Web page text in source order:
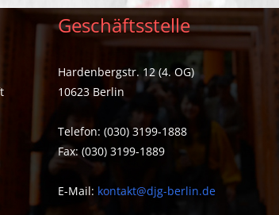
Geschäftsstelle
Hardenbergstr. 12 (4. OG)
10623 Berlin
Telefon: (030) 3199-1888
Fax: (030) 3199-1889
E-Mail: kontakt@djg-berlin.de